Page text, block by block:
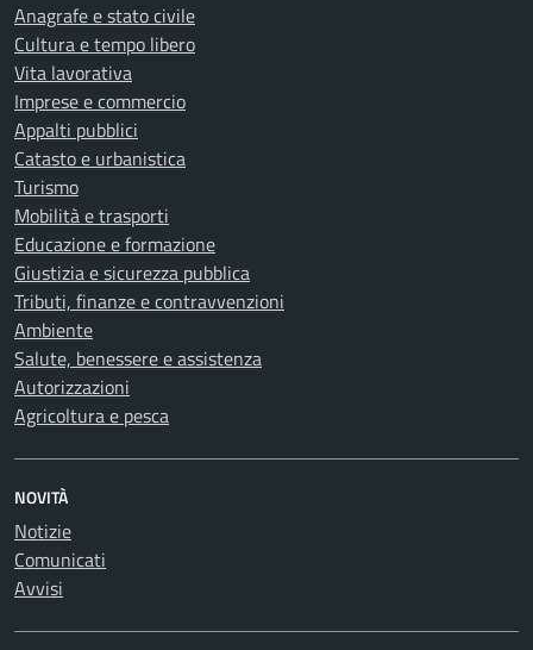
Anagrafe e stato civile
Cultura e tempo libero
Vita lavorativa
Imprese e commercio
Appalti pubblici
Catasto e urbanistica
Turismo
Mobilità e trasporti
Educazione e formazione
Giustizia e sicurezza pubblica
Tributi, finanze e contravvenzioni
Ambiente
Salute, benessere e assistenza
Autorizzazioni
Agricoltura e pesca
NOVITÀ
Notizie
Comunicati
Avvisi